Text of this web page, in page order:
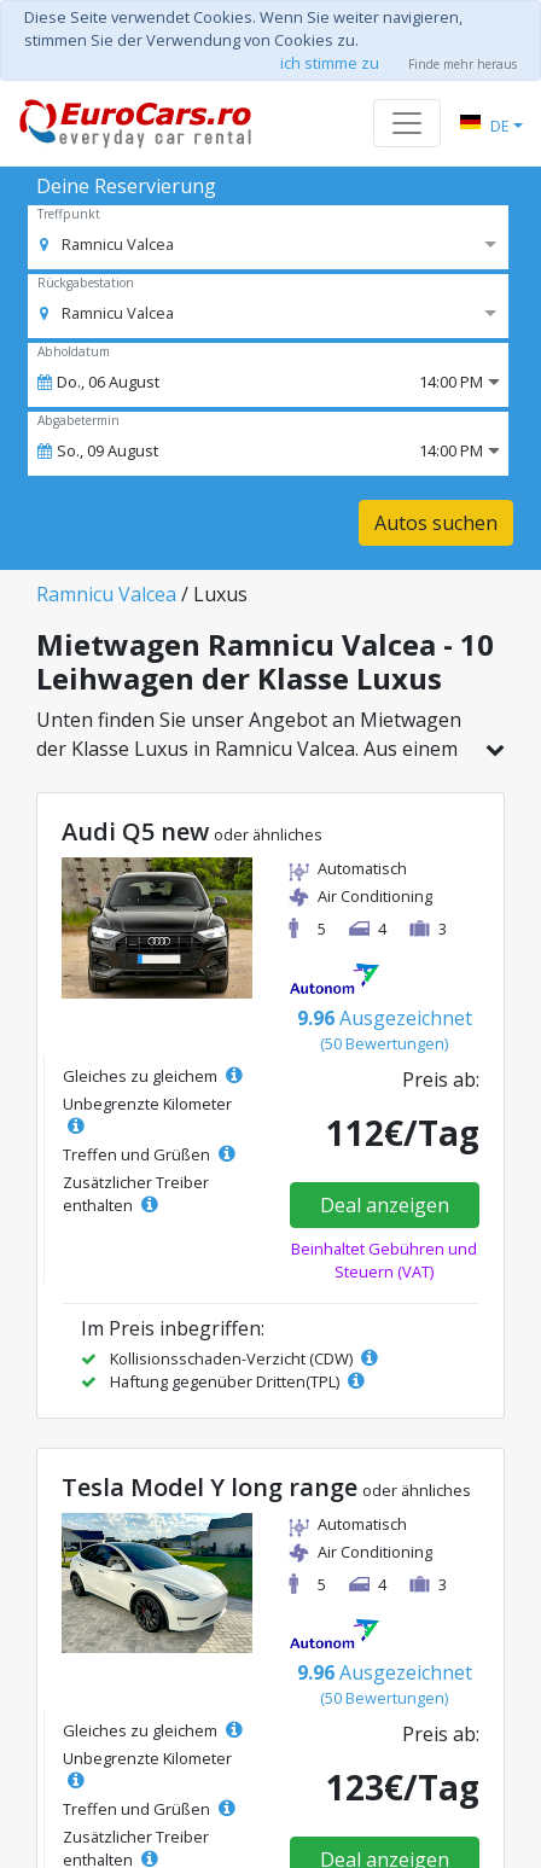
Diese Seite verwendet Cookies. Wenn Sie weiter navigieren,
stimmen Sie der Verwendung von Cookies zu.
ich stimme zu
Finde mehr heraus
DE
Deine Reservierung
Treffpunkt
Ramnicu Valcea
Rückgabestation
Ramnicu Valcea
Abholdatum
Do.,06August 14:00 PM
Abgabetermin
So.,09August 14:00 PM
Autos suchen
Ramnicu Valcea / Luxus
Mietwagen Ramnicu Valcea - 10
Leihwagen der Klasse Luxus
Unten finden Sie unser Angebot an Mietwagen
der Klasse Luxus in Ramnicu Valcea. Aus einem
aus der gewählten Kategorie wählen, mit
attraktiven Preisen ab nur 68€/Tag.
Audi Q5 new oder ähnliches
Automatisch
Air Conditioning
5
4 3
9.96 Ausgezeichnet
(50 Bewertungen)
Gleiches zu gleichem
Unbegrenzte Kilometer
Treffen und Grüßen
Zusätzlicher Treiber
enthalten
Preis ab:
112€/Tag
Deal anzeigen
Beinhaltet Gebühren und
Steuern (VAT)
Im Preis inbegriffen:
Kollisionsschaden-Verzicht (CDW)
Haftung gegenüber Dritten(TPL)
Tesla Model Y long range oder ähnliches
Automatisch
Air Conditioning
5
4 3
9.96 Ausgezeichnet
(50 Bewertungen)
Gleiches zu gleichem
Unbegrenzte Kilometer
Treffen und Grüßen
Zusätzlicher Treiber
enthalten
Preis ab:
123€/Tag
Deal anzeigen